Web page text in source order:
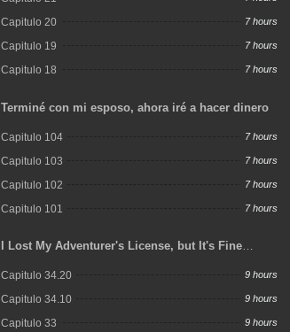
Capitulo 20 7 hours
Capitulo 19 7 hours
Capitulo 18 7 hours
Terminé con mi esposo, ahora iré a hacer dinero
Capitulo 104 7 hours
Capitulo 103 7 hours
Capitulo 102 7 hours
Capitulo 101 7 hours
I Lost My Adventurer's License, but It's Fine
Capitulo 34.20 9 hours
Capitulo 34.10 9 hours
Capitulo 33 9 hours